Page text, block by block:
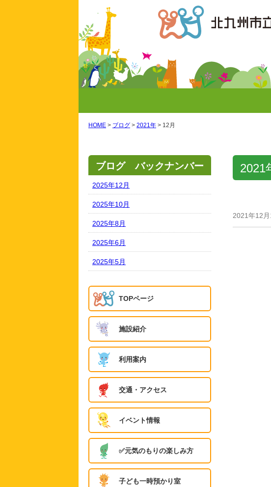
HOME > ブログ > 2021年 > 12月
2021
2021年12月
ブログ バックナンバー
2025年12月
2025年10月
2025年8月
2025年6月
2025年5月
TOPページ
施設紹介
利用案内
交通・アクセス
イベント情報
✅️元気のもりの楽しみ方
子ども一時預かり室